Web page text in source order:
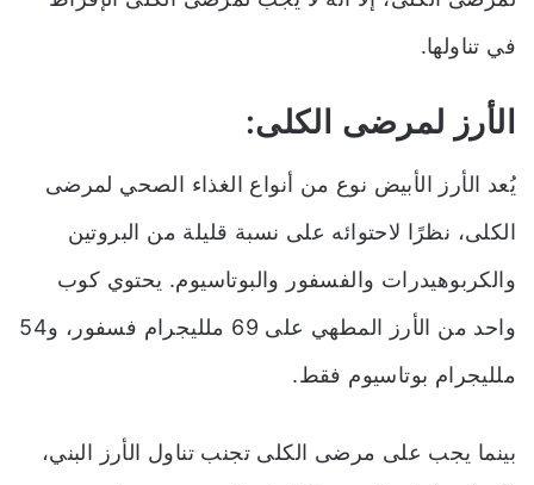
في تناولها.
الأرز لمرضى الكلى:
يُعد الأرز الأبيض نوع من أنواع الغذاء الصحي لمرضى
الكلى، نظرًا لاحتوائه على نسبة قليلة من البروتين
والكربوهيدرات والفسفور والبوتاسيوم. يحتوي كوب
واحد من الأرز المطهي على 69 ملليجرام فسفور، و54
ملليجرام بوتاسيوم فقط.
بينما يجب على مرضى الكلى تجنب تناول الأرز البني،